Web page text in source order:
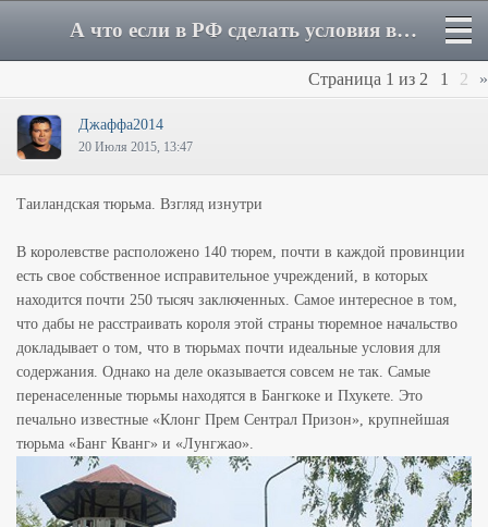
А что если в РФ сделать условия в тюрьмах как в Тайланде? - Форум
Страница 1 из 2 1 2 »
Джаффа2014
20 Июля 2015, 13:47
Таиландская тюрьма. Взгляд изнутри
В королевстве расположено 140 тюрем, почти в каждой провинции
есть свое собственное исправительное учреждений, в которых
находится почти 250 тысяч заключенных. Самое интересное в том,
что дабы не расстраивать короля этой страны тюремное начальство
докладывает о том, что в тюрьмах почти идеальные условия для
содержания. Однако на деле оказывается совсем не так. Самые
перенаселенные тюрьмы находятся в Бангкоке и Пхукете. Это
печально известные «Клонг Прем Сентрал Призон», крупнейшая
тюрьма «Банг Кванг» и «Лунгжао».